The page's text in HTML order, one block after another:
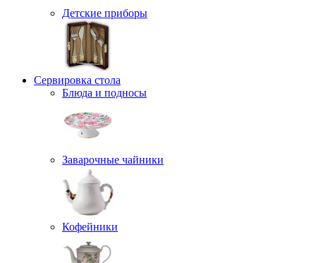
Детские приборы
Сервировка стола
Блюда и подносы
Заварочные чайники
Кофейники